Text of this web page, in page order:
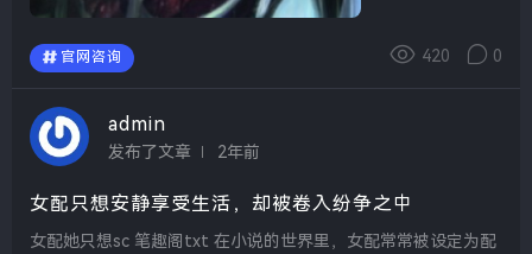
官网咨询 420 0
admin
发布了文章 2年前
女配只想安静享受生活，却被卷入纷争之中
女配她只想sc 笔趣阁txt 在小说的世界里，女配常常被设定为配